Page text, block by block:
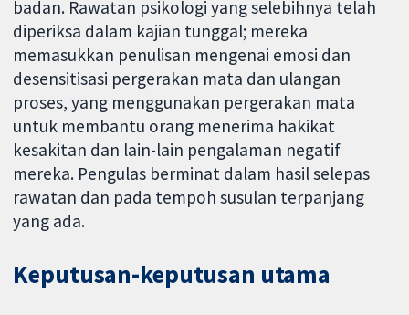
badan. Rawatan psikologi yang selebihnya telah
diperiksa dalam kajian tunggal; mereka
memasukkan penulisan mengenai emosi dan
desensitisasi pergerakan mata dan ulangan
proses, yang menggunakan pergerakan mata
untuk membantu orang menerima hakikat
kesakitan dan lain-lain pengalaman negatif
mereka. Pengulas berminat dalam hasil selepas
rawatan dan pada tempoh susulan terpanjang
yang ada.
Keputusan-keputusan utama